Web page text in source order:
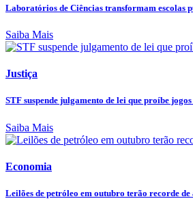
Laboratórios de Ciências transformam escolas
Saiba Mais
Justiça
STF suspende julgamento de lei que proíbe
Saiba Mais
Economia
Leilões de petróleo em outubro terão recorde de